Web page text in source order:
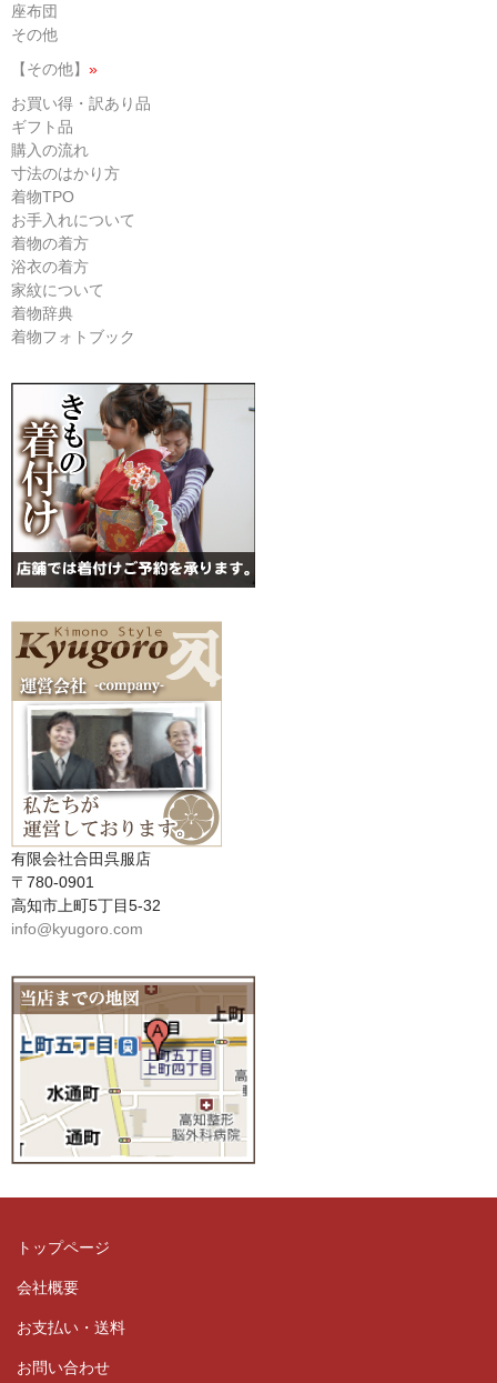
座布団
その他
【その他】 »
お買い得・訳あり品
ギフト品
購入の流れ
寸法のはかり方
着物TPO
お手入れについて
着物の着方
浴衣の着方
家紋について
着物辞典
着物フォトブック
有限会社合田呉服店
〒780-0901
高知市上町5丁目5-32
info@kyugoro.com
トップページ
会社概要
お支払い・送料
お問い合わせ